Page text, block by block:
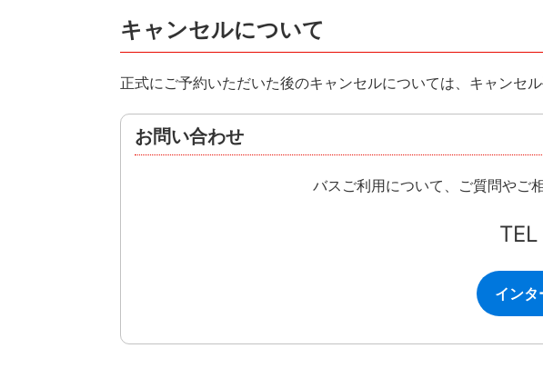
キャンセルについて
正式にご予約いただいた後のキャンセルについては、キャンセ
お問い合わせ
バスご利用について、ご質問やご
TEL
イン